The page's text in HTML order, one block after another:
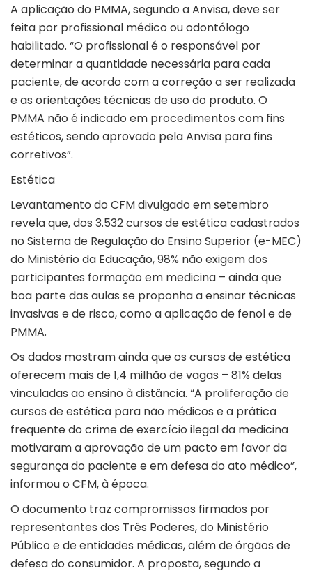
A aplicação do PMMA, segundo a Anvisa, deve ser
feita por profissional médico ou odontólogo
habilitado. “O profissional é o responsável por
determinar a quantidade necessária para cada
paciente, de acordo com a correção a ser realizada
e as orientações técnicas de uso do produto. O
PMMA não é indicado em procedimentos com fins
estéticos, sendo aprovado pela Anvisa para fins
corretivos”.
Estética
Levantamento do CFMdivulgado em setembro
revela que, dos 3.532 cursos de estética cadastrados
no Sistema de Regulação do Ensino Superior (e-MEC)
do Ministério da Educação, 98% não exigem dos
participantes formação em medicina – ainda que
boa parte das aulas se proponha a ensinar técnicas
invasivas e de risco, como a aplicação de fenol e de
PMMA.
Os dados mostram ainda que os cursos de estética
oferecem mais de 1,4 milhão de vagas – 81% delas
vinculadas ao ensino à distância. “A proliferação de
cursos de estética para não médicos e a prática
frequente do crime de exercício ilegal da medicina
motivaram a aprovação de um pacto em favor da
segurança do paciente e em defesa do ato médico”,
informou o CFM, à época.
O documento traz compromissos firmados por
representantes dos Três Poderes, do Ministério
Público e de entidades médicas, além de órgãos de
defesa do consumidor. A proposta, segundo a